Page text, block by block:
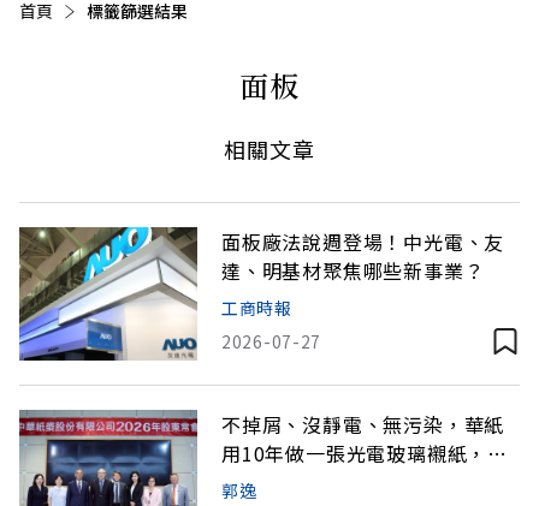
首頁 目前頁面：
標籤篩選結果
面板
相關文章
面板廠法說週登場！中光電、友
達、明基材聚焦哪些新事業？
工商時報
2026-07-27
不掉屑、沒靜電、無污染，華紙
用10年做一張光電玻璃襯紙，切
入面板關鍵材料鏈
郭逸